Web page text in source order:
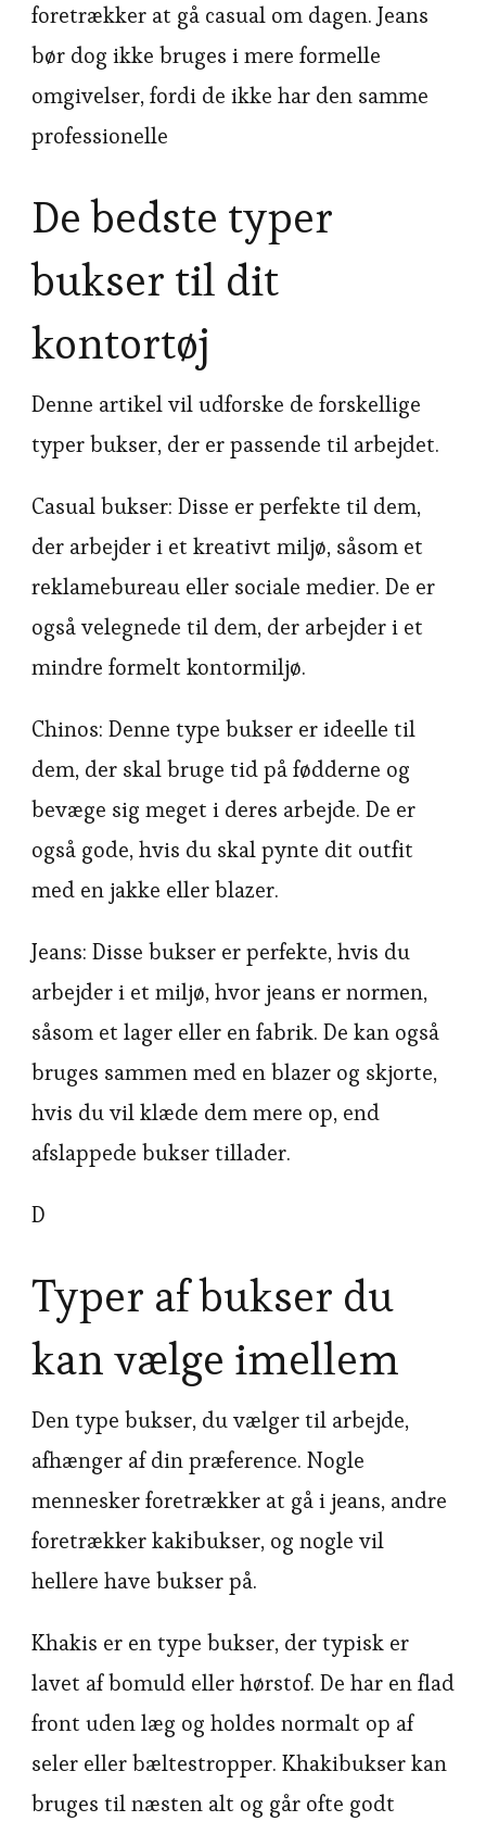
foretrækker at gå casual om dagen. Jeans
bør dog ikke bruges i mere formelle
omgivelser, fordi de ikke har den samme
professionelle
De bedste typer
bukser til dit
kontortøj
Denne artikel vil udforske de forskellige
typer bukser, der er passende til arbejdet.
Casual bukser: Disse er perfekte til dem,
der arbejder i et kreativt miljø, såsom et
reklamebureau eller sociale medier. De er
også velegnede til dem, der arbejder i et
mindre formelt kontormiljø.
Chinos: Denne type bukser er ideelle til
dem, der skal bruge tid på fødderne og
bevæge sig meget i deres arbejde. De er
også gode, hvis du skal pynte dit outfit
med en jakke eller blazer.
Jeans: Disse bukser er perfekte, hvis du
arbejder i et miljø, hvor jeans er normen,
såsom et lager eller en fabrik. De kan også
bruges sammen med en blazer og skjorte,
hvis du vil klæde dem mere op, end
afslappede bukser tillader.
D
Typer af bukser du
kan vælge imellem
Den type bukser, du vælger til arbejde,
afhænger af din præference. Nogle
mennesker foretrækker at gå i jeans, andre
foretrækker kakibukser, og nogle vil
hellere have bukser på.
Khakis er en type bukser, der typisk er
lavet af bomuld eller hørstof. De har en flad
front uden læg og holdes normalt op af
seler eller bæltestropper. Khakibukser kan
bruges til næsten alt og går ofte godt